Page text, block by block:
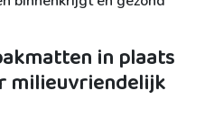
in plaats
milieuvriendelijk